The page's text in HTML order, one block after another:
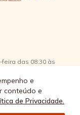
e
conteúdo e
de Privacidade.
das 08:30 às
09380-115 - Água
57.484.768/0064-